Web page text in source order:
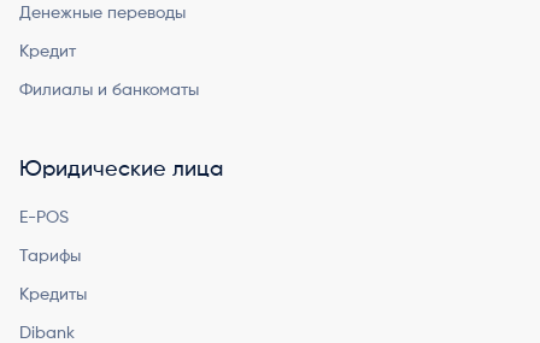
Денежные переводы
Кредит
Филиалы и банкоматы
Юридические лица
E-POS
Тарифы
Кредиты
Dibank